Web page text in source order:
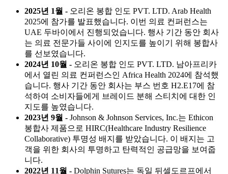
2025년 1월 - 오리온 봉합 인도 PVT. LTD. Arab Health
2025에 참가를 발표했습니다. 이번 의료 컨퍼런스는
UAE 두바이에서 진행되었습니다. 행사 기간 동안 회사
는 의료 전문가들 사이에 인지도를 높이기 위해 봉합사
를 선보였습니다.
2024년 10월 - 오리온 봉합 인도 PVT. LTD. 남아프리카
에서 열린 의료 컨퍼런스인 Africa Health 2024에 참석했
습니다. 행사 기간 동안 회사는 부스 번호 H2.E17에 참
석하여 소비자들에게 브레이드 분해 스티치에 대한 인
지도를 높였습니다.
2023년 9월 - Johnson & Johnson Services, Inc.는 Ethicon
봉합사 제품으로 HIRC(Healthcare Industry Resilience
Collaborative) 투명성 배지를 받았습니다. 이 배지는 고
객을 위한 회사의 투명하고 탄력적인 공급망을 보여줍
니다.
2022년 11월 - Dolphin Sutures는 독일 뒤셀도르프에서